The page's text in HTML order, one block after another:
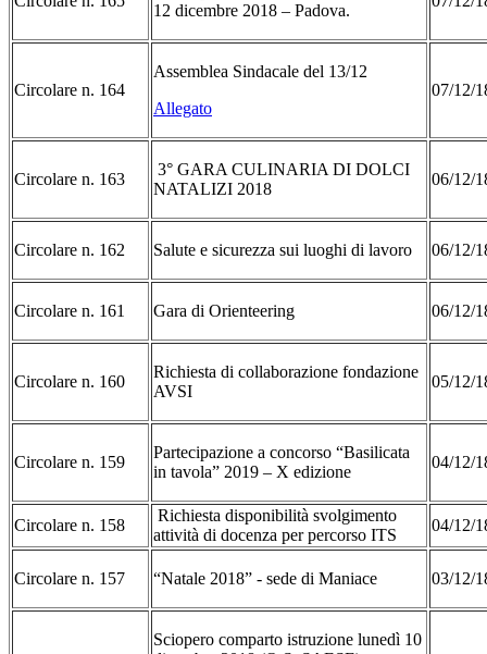
12 dicembre 2018 – Padova.
Circolare n. 164
Assemblea Sindacale del 13/12
Allegato
07/12/
Circolare n. 163
3° GARA CULINARIA DI DOLCI
NATALIZI 2018
06/12/
Circolare n. 162 Salute e sicurezza sui luoghi di lavoro 06/12/
Circolare n. 161 Gara di Orienteering 06/12/
Circolare n. 160
Richiesta di collaborazione fondazione
AVSI
05/12/
Circolare n. 159
Partecipazione a concorso “Basilicata
in tavola” 2019 – X edizione
04/12/
Circolare n. 158
Richiesta disponibilità svolgimento
attività di docenza per percorso ITS
04/12/
Circolare n. 157 “Natale 2018” - sede di Maniace 03/12/
Sciopero comparto istruzione lunedì 10